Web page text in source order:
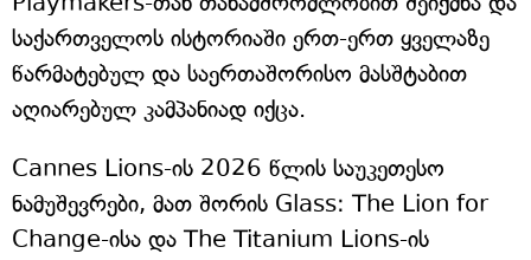
საქართველოს ისტორიაში ერთ-ერთ ყველაზე
წარმატებულ და საერთაშორისო მასშტაბით
აღიარებულ კამპანიად იქცა.
Cannes Lions-ის 2026 წლის საუკეთესო
ნამუშევრები, მათ შორის Glass: The Lion for
Change-ისა და The Titanium Lions-ის